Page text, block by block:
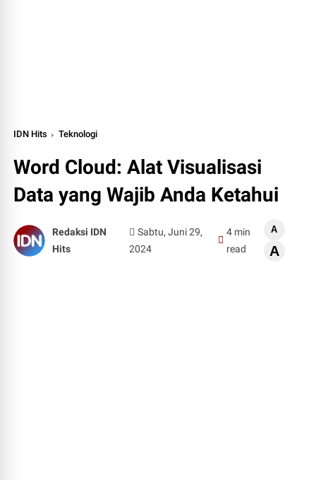
IDN Hits Teknologi
Word Cloud: Alat Visualisasi
Data yang Wajib Anda Ketahui
Redaksi IDN
Hits
Sabtu, Juni 29,
2024
4 min
read
A
A